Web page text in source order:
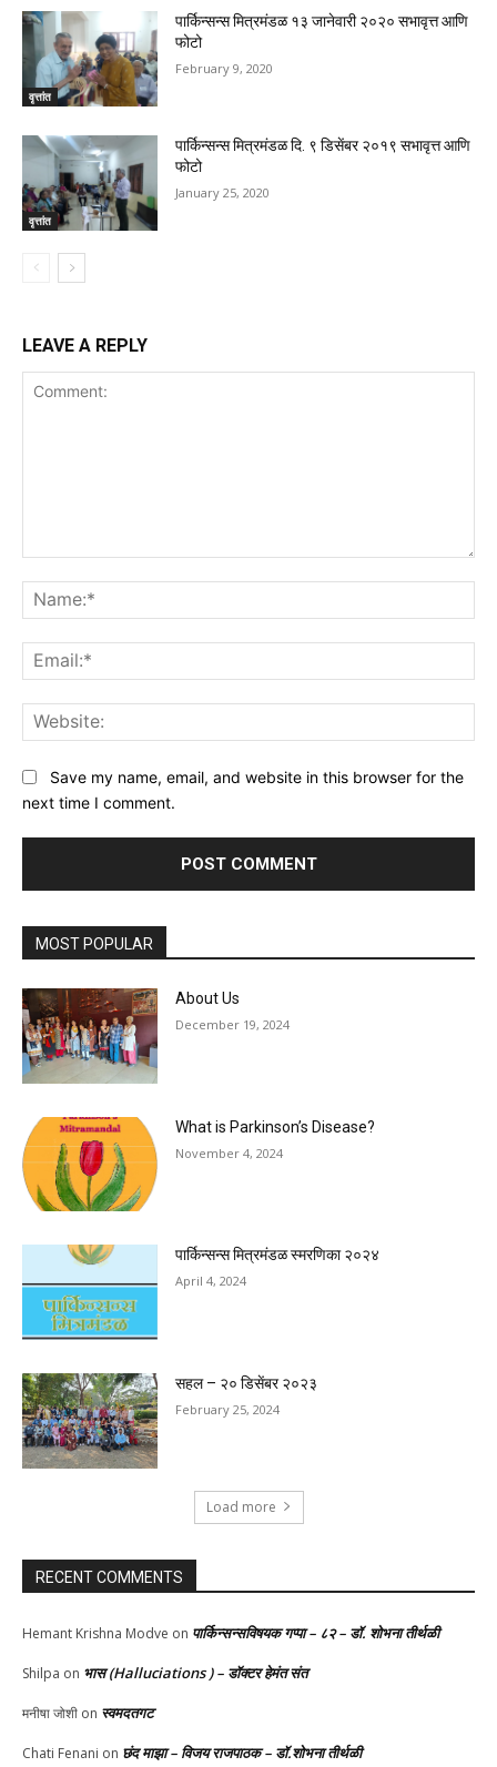
वृत्तांत
पार्किन्सन्स मित्रमंडळ १३ जानेवारी २०२० सभावृत्त आणि
फोटो
February 9, 2020
वृत्तांत
पार्किन्सन्स मित्रमंडळ दि. ९ डिसेंबर २०१९ सभावृत्त आणि
फोटो
January 25, 2020
LEAVE A REPLY
Save my name, email, and website in this browser for the
next time I comment.
MOST POPULAR
About Us
December 19, 2024
What is Parkinson’s Disease?
November 4, 2024
पार्किन्सन्स मित्रमंडळ स्मरणिका २०२४
April 4, 2024
सहल – २० डिसेंबर २०२३
February 25, 2024
Load more
RECENT COMMENTS
Hemant Krishna Modve on पार्किन्सन्सविषयक गप्पा – ८२ – डॉ. शोभना तीर्थळी
Shilpa on भास (Halluciations ) – डॉक्टर हेमंत संत
मनीषा जोशी on स्वमदतगट
Chati Fenani on छंद माझा – विजय राजपाठक – डॉ.शोभना तीर्थळी